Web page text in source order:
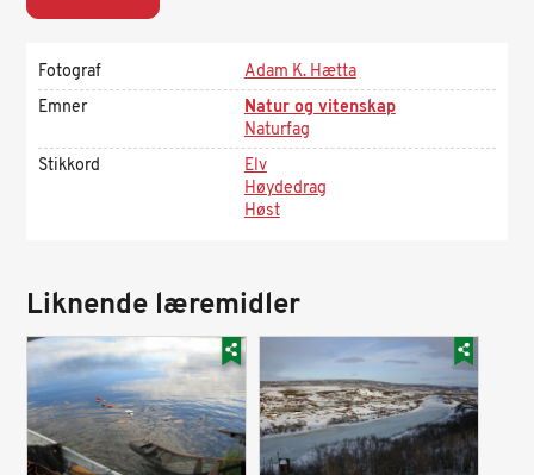
Fotograf
Adam K. Hætta
Emner
Natur og vitenskap
Naturfag
Stikkord
Elv
Høydedrag
Høst
Liknende læremidler